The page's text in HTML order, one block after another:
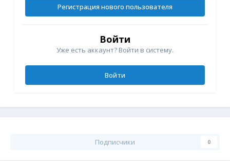
Регистрация нового пользователя
Войти
Уже есть аккаунт? Войти в систему.
Войти
Подписчики 0